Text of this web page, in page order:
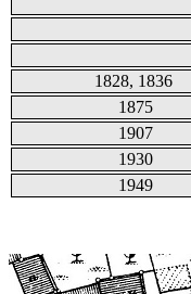
1828, 1836
1875
1907
1930
1949